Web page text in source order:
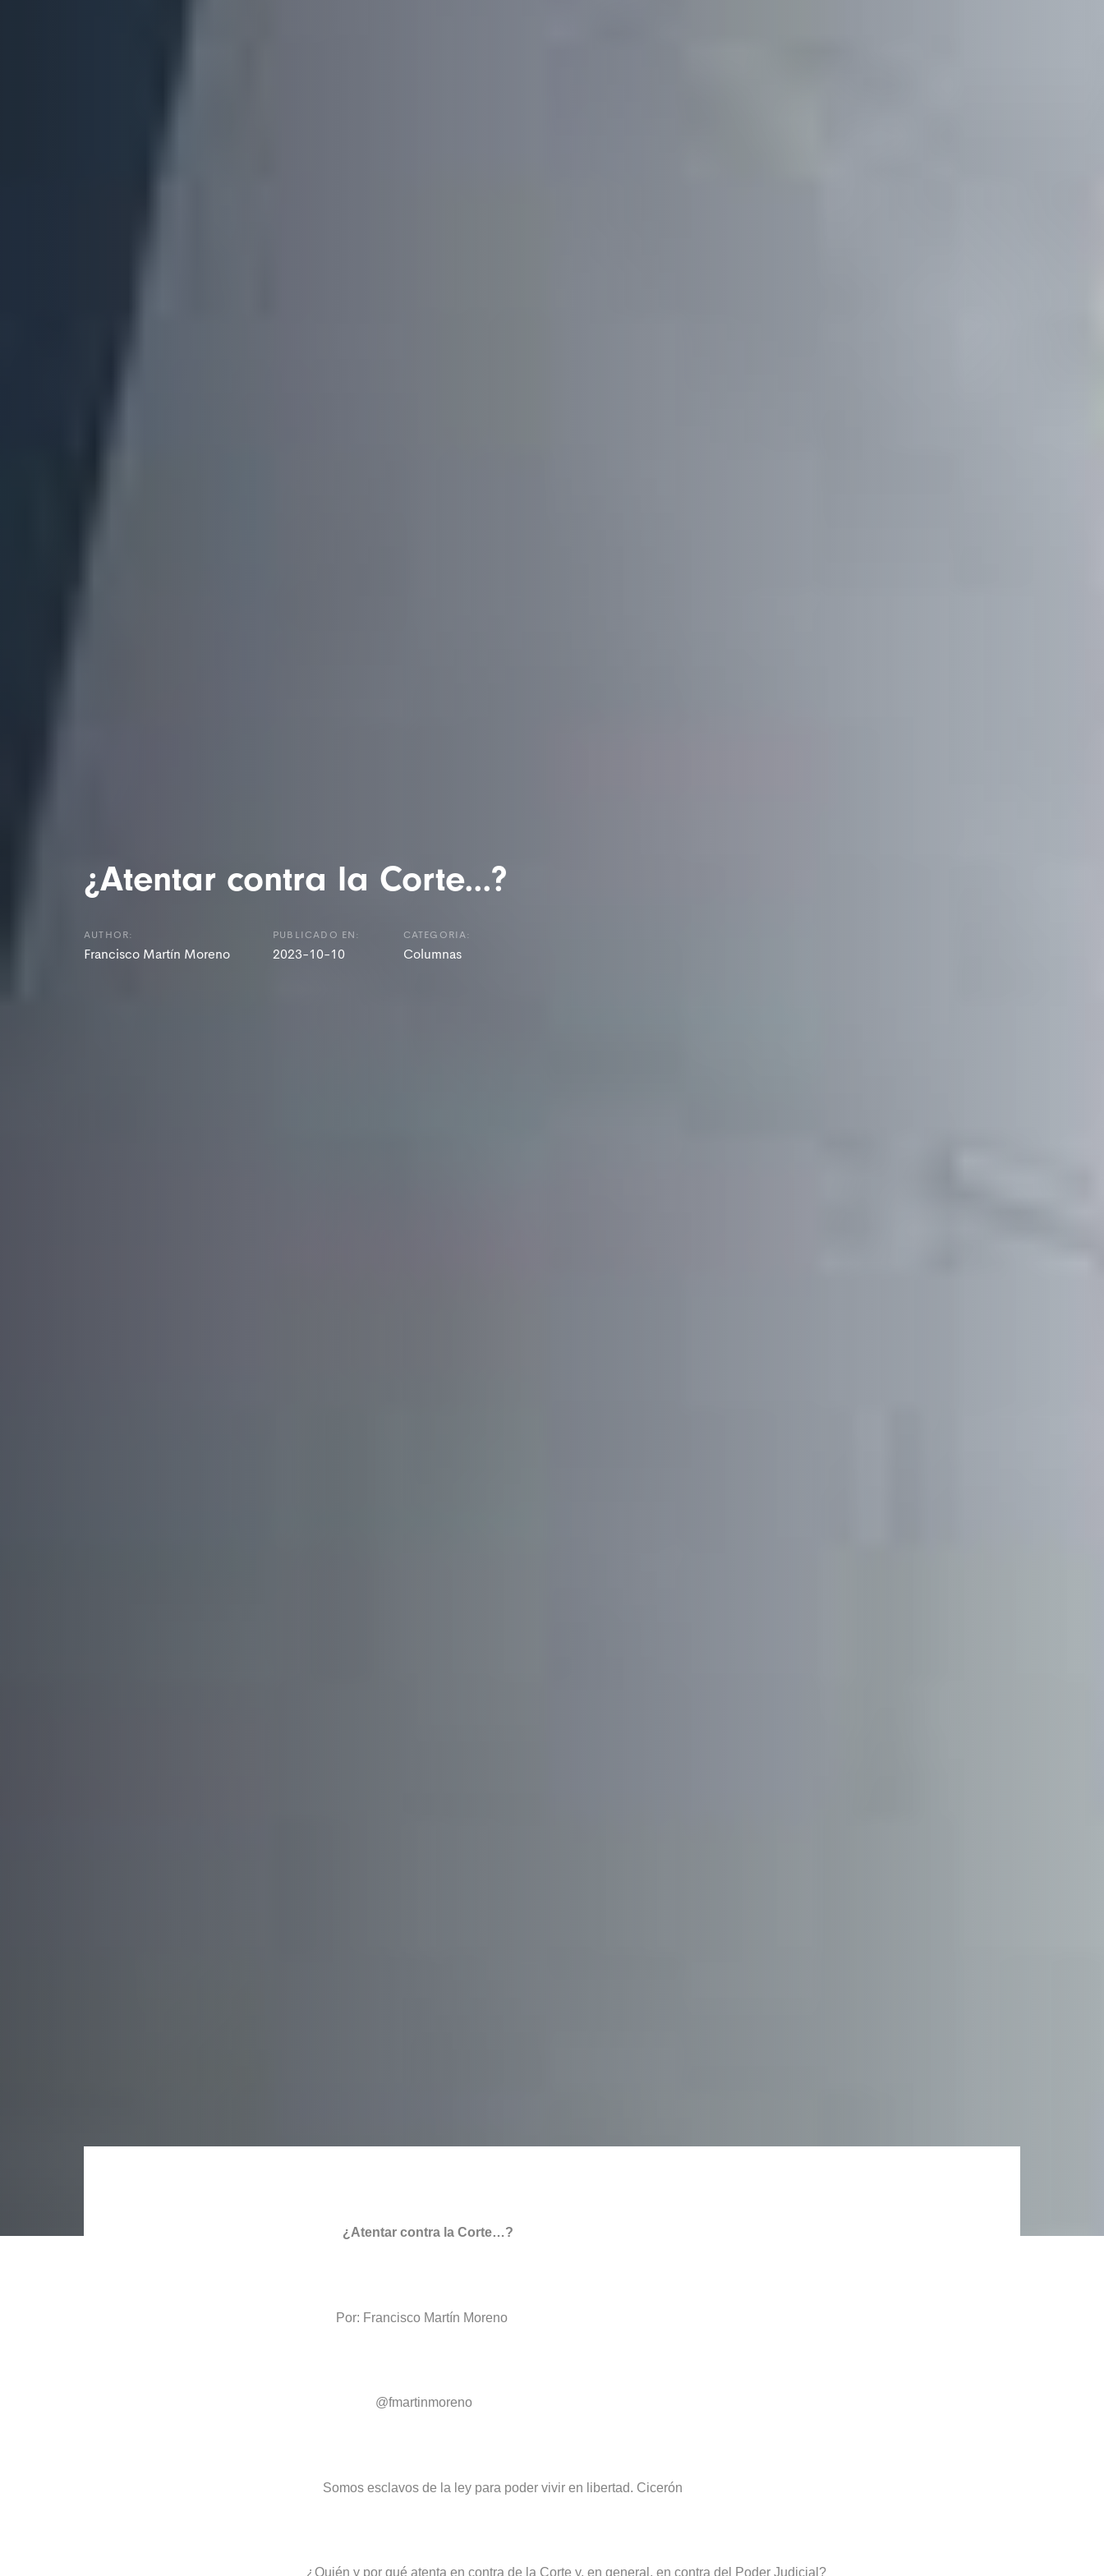
¿Atentar contra la Corte...?
AUTHOR:
Francisco Martín Moreno
PUBLICADO EN:
2023-10-10
CATEGORIA:
Columnas
¿Atentar contra la Corte…?
Por: Francisco Martín Moreno
@fmartinmoreno
Somos esclavos de la ley para poder vivir en libertad. Cicerón
¿Quién y por qué atenta en contra de la Corte y, en general, en contra del Poder Judicial?